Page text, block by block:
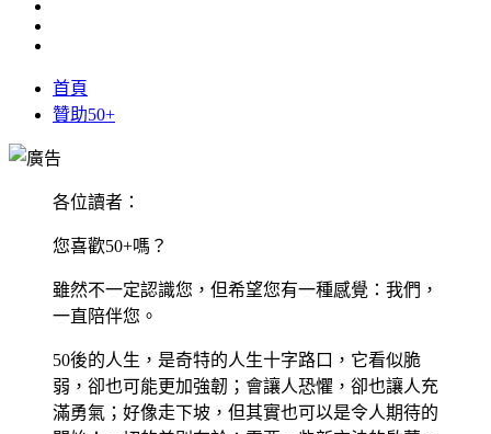
首頁
贊助50+
各位讀者：
您喜歡50+嗎？
雖然不一定認識您，但希望您有一種感覺：我們，
一直陪伴您。
50後的人生，是奇特的人生十字路口，它看似脆
弱，卻也可能更加強韌；會讓人恐懼，卻也讓人充
滿勇氣；好像走下坡，但其實也可以是令人期待的